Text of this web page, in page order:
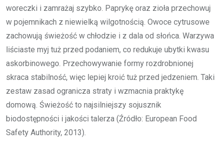
woreczki i zamrażaj szybko. Paprykę oraz zioła przechowuj
w pojemnikach z niewielką wilgotnością. Owoce cytrusowe
zachowują świeżość w chłodzie i z dala od słońca. Warzywa
liściaste myj tuż przed podaniem, co redukuje ubytki kwasu
askorbinowego. Przechowywanie formy rozdrobnionej
skraca stabilność, więc lepiej kroić tuż przed jedzeniem. Taki
zestaw zasad ogranicza straty i wzmacnia praktykę
domową. Świeżość to najsilniejszy sojusznik
biodostępności i jakości talerza (Źródło: European Food
Safety Authority, 2013).